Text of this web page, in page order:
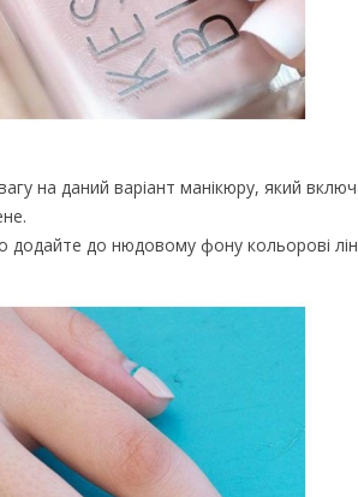
на даний варіант манікюру, який
до нюдовому фону кольорові